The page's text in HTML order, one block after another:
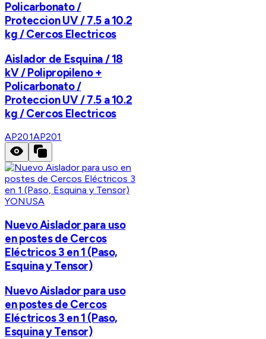
Policarbonato /
Proteccion UV / 7.5 a 10.2
kg / Cercos Electricos
Aislador de Esquina / 18
kV / Polipropileno +
Policarbonato /
Proteccion UV / 7.5 a 10.2
kg / Cercos Electricos
AP201AP201
YONUSA
Nuevo Aislador para uso
en postes de Cercos
Eléctricos 3 en 1 (Paso,
Esquina y Tensor)
Nuevo Aislador para uso
en postes de Cercos
Eléctricos 3 en 1 (Paso,
Esquina y Tensor)